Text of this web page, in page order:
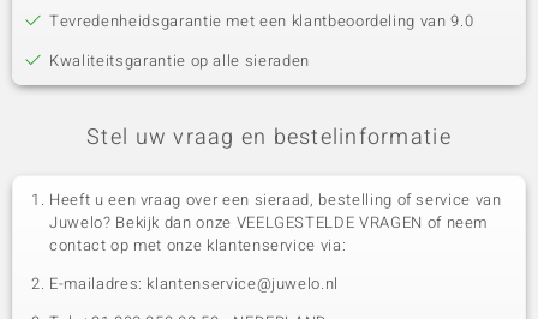
Tevredenheidsgarantie met een klantbeoordeling van 9.0
Kwaliteitsgarantie op alle sieraden
Stel uw vraag en bestelinformatie
Heeft u een vraag over een sieraad, bestelling of service van
Juwelo? Bekijk dan onze VEELGESTELDE VRAGEN of neem
contact op met onze klantenservice via:
E-mailadres: klantenservice@juwelo.nl